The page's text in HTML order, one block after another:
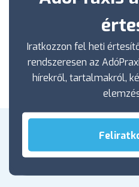
Iratkozzon fel heti
rendszeresen az
hírekről, tartalmakról,